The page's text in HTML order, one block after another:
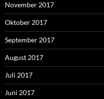
November 2017
Oktober 2017
September 2017
August 2017
Juli 2017
Juni 2017